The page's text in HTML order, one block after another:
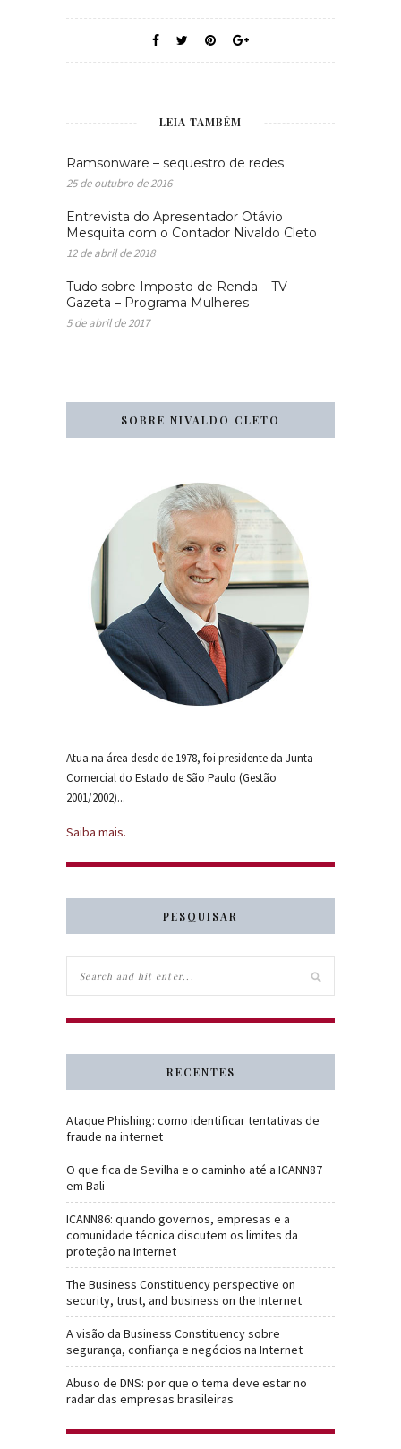
LEIA TAMBÉM
Ramsonware – sequestro de redes
25 de outubro de 2016
Entrevista do Apresentador Otávio
Mesquita com o Contador Nivaldo Cleto
12 de abril de 2018
Tudo sobre Imposto de Renda – TV
Gazeta – Programa Mulheres
5 de abril de 2017
SOBRE NIVALDO CLETO
Atua na área desde de 1978, foi presidente da Junta
Comercial do Estado de São Paulo (Gestão
2001/2002)...
Saiba mais.
PESQUISAR
RECENTES
Ataque Phishing: como identificar tentativas de
fraude na internet
O que fica de Sevilha e o caminho até a ICANN87
em Bali
ICANN86: quando governos, empresas e a
comunidade técnica discutem os limites da
proteção na Internet
The Business Constituency perspective on
security, trust, and business on the Internet
A visão da Business Constituency sobre
segurança, confiança e negócios na Internet
Abuso de DNS: por que o tema deve estar no
radar das empresas brasileiras